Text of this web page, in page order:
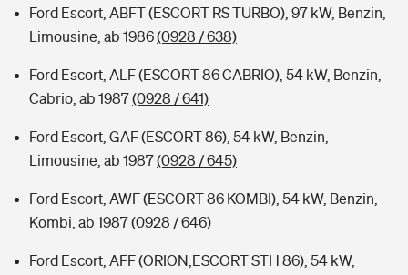
Ford Escort, ABFT (ESCORT RS TURBO), 97 kW, Benzin,
Limousine, ab 1986(0928 / 638)
Ford Escort, ALF (ESCORT 86 CABRIO), 54 kW, Benzin,
Cabrio, ab 1987(0928 / 641)
Ford Escort, GAF (ESCORT 86), 54 kW, Benzin,
Limousine, ab 1987(0928 / 645)
Ford Escort, AWF (ESCORT 86 KOMBI), 54 kW, Benzin,
Kombi, ab 1987(0928 / 646)
Ford Escort, AFF (ORION,ESCORT STH 86), 54 kW,